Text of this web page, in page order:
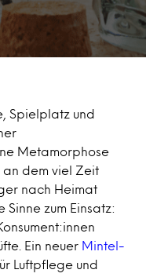
Spielplatz und
Metamorphose
an dem viel Zeit
nach Heimat
Sinne zum Einsatz:
Ein neuer Mintel-
Luftpflege und